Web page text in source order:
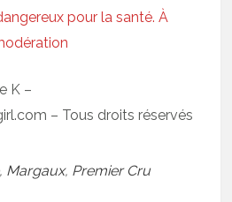
pour la santé. À
K –
– Tous droits réservés
, Margaux, Premier Cru